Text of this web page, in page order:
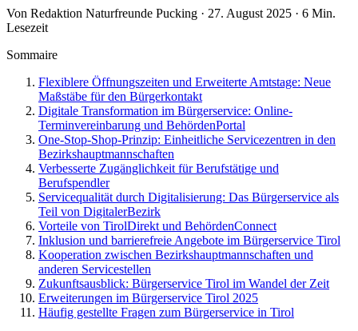
Von Redaktion Naturfreunde Pucking · 27. August 2025 · 6 Min.
Lesezeit
Sommaire
Flexiblere Öffnungszeiten und Erweiterte Amtstage: Neue
Maßstäbe für den Bürgerkontakt
Digitale Transformation im Bürgerservice: Online-
Terminvereinbarung und BehördenPortal
One-Stop-Shop-Prinzip: Einheitliche Servicezentren in den
Bezirkshauptmannschaften
Verbesserte Zugänglichkeit für Berufstätige und
Berufspendler
Servicequalität durch Digitalisierung: Das Bürgerservice als
Teil von DigitalerBezirk
Vorteile von TirolDirekt und BehördenConnect
Inklusion und barrierefreie Angebote im Bürgerservice Tirol
Kooperation zwischen Bezirkshauptmannschaften und
anderen Servicestellen
Zukunftsausblick: Bürgerservice Tirol im Wandel der Zeit
Erweiterungen im Bürgerservice Tirol 2025
Häufig gestellte Fragen zum Bürgerservice in Tirol